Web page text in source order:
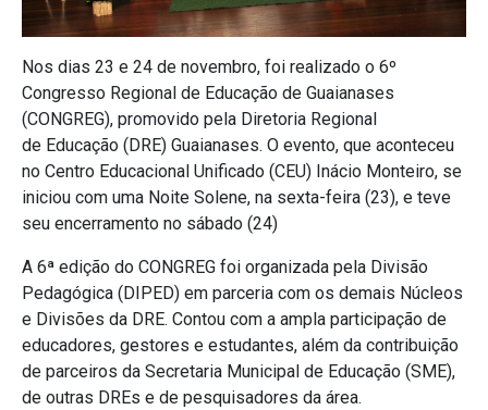
Nos dias 23 e 24 de novembro, foi realizado o 6º
Congresso Regional de Educação de Guaianases
(CONGREG), promovido pela Diretoria Regional
de Educação (DRE) Guaianases. O evento, que aconteceu
no Centro Educacional Unificado (CEU) Inácio Monteiro, se
iniciou com uma Noite Solene, na sexta-feira (23), e teve
seu encerramento no sábado (24)
A 6ª edição do CONGREG foi organizada pela Divisão
Pedagógica (DIPED) em parceria com os demais Núcleos
e Divisões da DRE. Contou com a ampla participação de
educadores, gestores e estudantes, além da contribuição
de parceiros da Secretaria Municipal de Educação (SME),
de outras DREs e de pesquisadores da área.